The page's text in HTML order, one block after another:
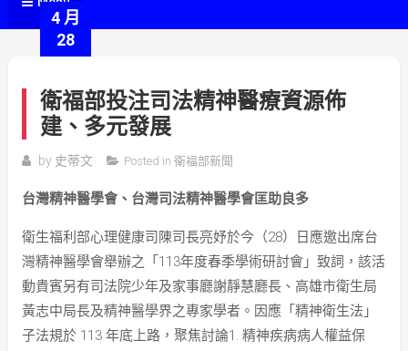
4 月
28
衛福部投注司法精神醫療資源佈
建、多元發展
by 史蒂文 Posted in 衛福部新聞
台灣精神醫學會、台灣司法精神醫學會匡助良多
衛生福利部心理健康司陳司長亮妤於今（28）日應邀出席台
灣精神醫學會舉辦之「113年度春季學術研討會」致詞，該活
動貴賓另有司法院少年及家事廳謝靜慧廳長、高雄市衛生局
黃志中局長及精神醫學界之專家學者。因應「精神衛生法」
子法規於 113 年底上路，聚焦討論1. 精神疾病病人權益保